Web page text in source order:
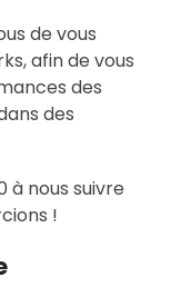
de vous
afin de vous
des
des
à nous suivre
!